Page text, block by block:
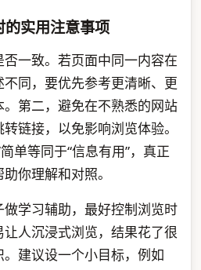
实用注意事项
一致。若页面中同一内容在
同，要优先参考更清晰、更
第二，避免在不熟悉的网站
链接，以免影响浏览体验。
单等同于“信息有用”，真正
你理解和对照。
学习辅助，最好控制浏览时
人沉浸式浏览，结果花了很
建议设一个小目标，例如